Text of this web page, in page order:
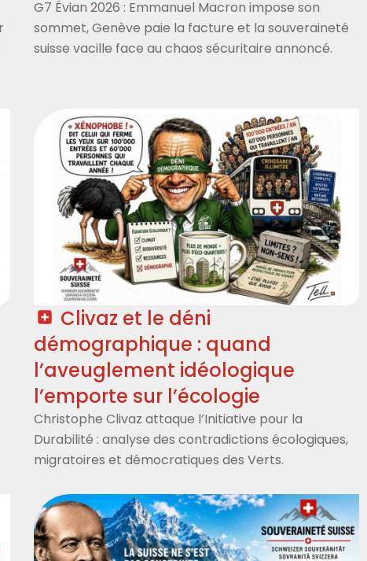
G7 Évian 2026 : Emmanuel Macron impose son
sommet, Genève paie la facture et la souveraineté
suisse vacille face au chaos sécuritaire annoncé.
Clivaz et le déni
démographique : quand
l’aveuglement idéologique
l’emporte sur l’écologie
Christophe Clivaz attaque l’Initiative pour la
Durabilité : analyse des contradictions écologiques,
migratoires et démocratiques des Verts.